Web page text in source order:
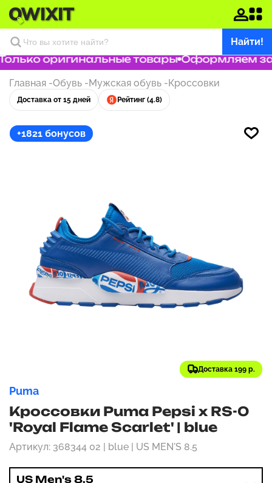
Найти!
оригинальные товары Оформляем
Главная -Обувь -Мужская обувь -Кроссовки
Доставка от 15 дней Рейтинг (4.8)
+1821 бонусов
Доставка 199 р.
Puma
Кроссовки Puma Pepsi x RS-0
'Royal Flame Scarlet' | blue
Артикул: 368344 02 | blue | US MEN'S 8.5
US Men's 8.5